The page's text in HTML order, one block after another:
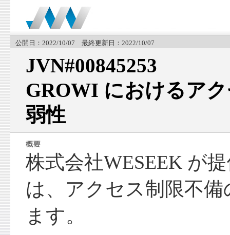
公開日：2022/10/07 最終更新日：2022/10/07
JVN#00845253
GROWI におけるア
弱性
株式会社WESEEK が
は、アクセス制限不
ます。